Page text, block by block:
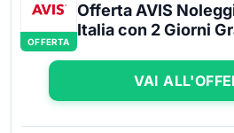
OFFERTA
Offerta AVIS
Italia con 2 Giorni
VAI